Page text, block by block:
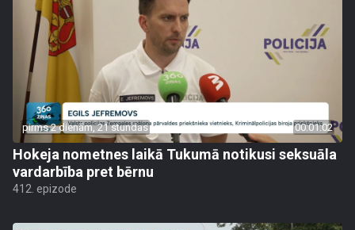
pirms 2 dienām, 21 stundas 00:01:02
Hokeja nometnes laikā Tukumā notikusi seksuāla
vardarbība pret bērnu
412. epizode